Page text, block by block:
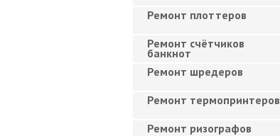
Ремонт плоттеров
Ремонт счётчиков
банкнот
Ремонт шредеров
Ремонт термопринтеров
Ремонт ризографов